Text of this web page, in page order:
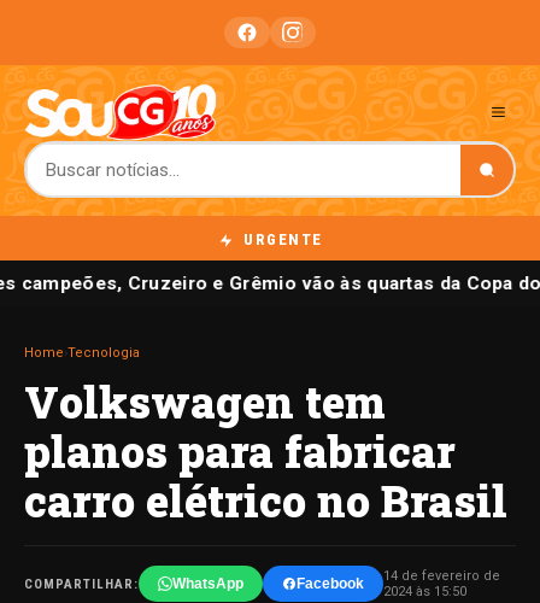
URGENTE
campeões, Cruzeiro e Grêmio vão às quartas da Copa
Home Tecnologia
Volkswagen tem
planos para fabricar
carro elétrico no Brasil
COMPARTILHAR: WhatsApp Facebook
14 de fevereiro de
2024 às 15:50